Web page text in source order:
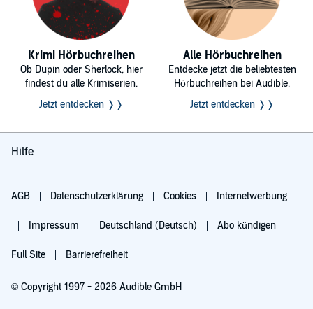
Krimi Hörbuchreihen
Ob Dupin oder Sherlock, hier
findest du alle Krimiserien.
Jetzt entdecken ❭❭
Alle Hörbuchreihen
Entdecke jetzt die beliebtesten
Hörbuchreihen bei Audible.
Jetzt entdecken ❭❭
Hilfe
AGB Datenschutzerklärung Cookies Internetwerbung
Impressum Deutschland (Deutsch) Abo kündigen
Full Site Barrierefreiheit
© Copyright 1997 - 2026 Audible GmbH